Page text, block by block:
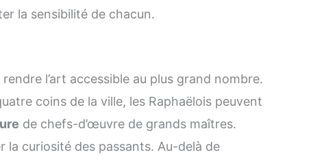
la sensibilité de chacun.
l’art accessible au plus grand nombre.
coins de la ville, les Raphaëlois peuvent
de chefs-d’œuvre de grands maîtres.
la curiosité des passants. Au-delà de